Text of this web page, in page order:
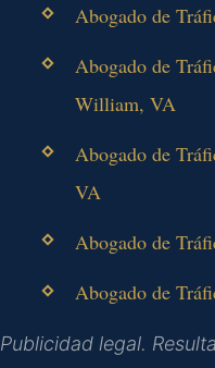
Abogado de
Abogado de
William, VA
Abogado de
VA
Abogado de
Abogado de
Publicidad legal.